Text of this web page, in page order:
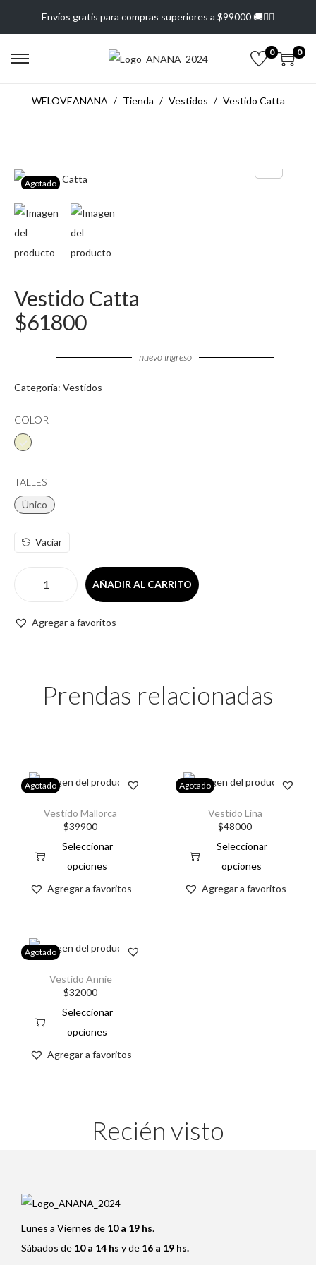
Envíos gratis para compras superiores a $99000 🚚❤️‍🔥
0 0
WELOVEANANA Tienda Vestidos Vestido Catta
Agotado
Vestido Catta
$61800
nuevo ingreso
Categoría: Vestidos
COLOR
TALLES
Único
Vaciar
AÑADIR AL CARRITO
Agregar a favoritos
Prendas relacionadas
Agotado
Vestido Mallorca
$39900
Seleccionar
opciones
Agregar a favoritos
Agotado
Vestido Lina
$48000
Seleccionar
opciones
Agregar a favoritos
Agotado
Vestido Annie
$32000
Seleccionar
opciones
Agregar a favoritos
Recién visto
Lunes a Viernes de 10 a 19 hs.
Sábados de 10 a 14 hs y de 16 a 19 hs.